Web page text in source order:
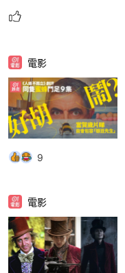
電影
9
電影